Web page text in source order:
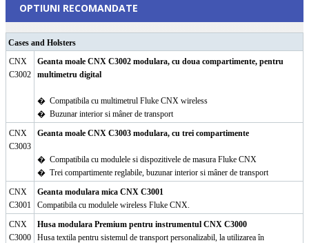
OPTIUNI RECOMANDATE
Cases and Holsters
CNX
C3002
Geanta moale CNX C3002 modulara, cu doua compartimente, pentru
multimetru digital
� Compatibila cu multimetrul Fluke CNX wireless
� Buzunar interior si mâner de transport
CNX
C3003
Geanta moale CNX C3003 modulara, cu trei compartimente
� Compatibila cu modulele si dispozitivele de masura Fluke CNX
� Trei compartimente reglabile, buzunar interior si mâner de transport
CNX
C3001
Geanta modulara mica CNX C3001
Compatibila cu modulele wireless Fluke CNX.
CNX
C3000
Husa modulara Premium pentru instrumentul CNX C3000
Husa textila pentru sistemul de transport personalizabil, la utilizarea în